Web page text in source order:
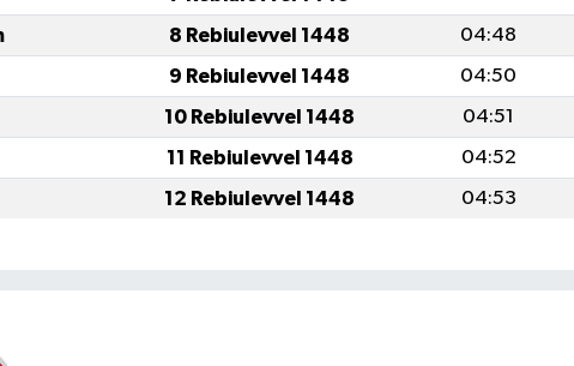
8 Rebiulevvel 1448 04:48
9 Rebiulevvel 1448 04:50
10 Rebiulevvel 1448 04:51
11 Rebiulevvel 1448 04:52
12 Rebiulevvel 1448 04:53